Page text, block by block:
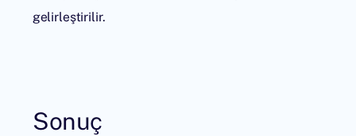
gelirleştirilir.
Sonuç